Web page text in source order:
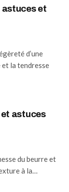
astuces et
d’une
et la tendresse
astuces
du beurre et
à la…